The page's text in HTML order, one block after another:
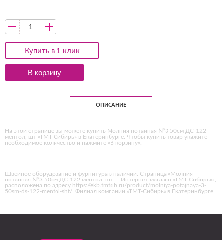
Купить в 1 клик
В корзину
ОПИСАНИЕ
На этой странице вы можете купить Молния потайная №3 50см ДС-122
ментол, шт «ТМТ-Сибирь» в Екатеринбурге. Чтобы купить товар укажите
необходимое количество и нажмите «В корзину».
Швейное оборудование и фурнитура в наличии. Страница «Молния
потайная №3 50см ДС-122 ментол, шт — Интернет-магазин «ТМТ-Сибирь»»,
расположена по адресу https://ekb.tmtsib.ru/product/molniya-potajnaya-3-
50sm-ds-122-mentol-sht/. Филиал компании «ТМТ-Сибирь» в Екатеринбурге.